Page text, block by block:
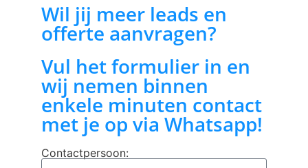
Wil jij meer leads en
offerte aanvragen?
Vul het formulier in en
wij nemen binnen
enkele minuten contact
met je op via Whatsapp!
Contactpersoon: